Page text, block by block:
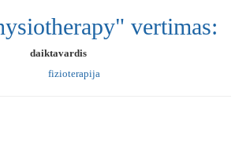
vertimas:
daiktavardis
fizioterapija